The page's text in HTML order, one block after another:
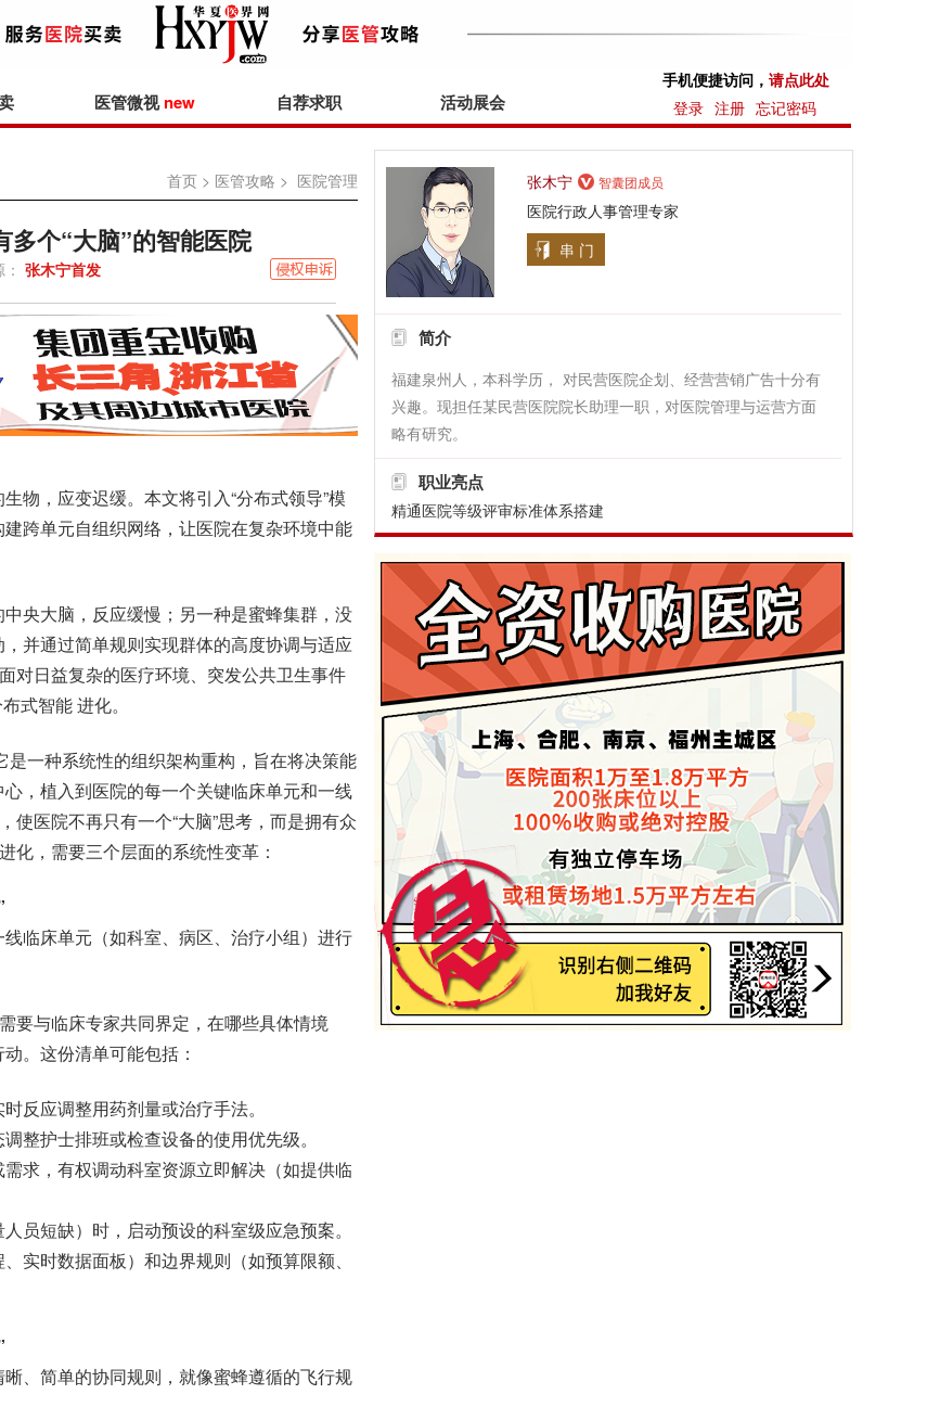
医管微视new 自荐求职 活动展会
手机便捷访问， 请点此处
登录 注册 忘记密码
首页 > 医管攻略 > 医院管理
个“大脑”的智能医院
张木宁首发
物，应变迟缓。本文将引入“分布式领导”模
跨单元自组织网络，让医院在复杂环境中能
央大脑，反应缓慢；另一种是蜜蜂集群，没
并通过简单规则实现群体的高度协调与适应
对日益复杂的医疗环境、突发公共卫生事件
式智能 进化。
一种系统性的组织架构重构，旨在将决策能
，植入到医院的每一个关键临床单元和一线
使医院不再只有一个“大脑”思考，而是拥有众
化，需要三个层面的系统性变革：
临床单元（如科室、病区、治疗小组）进行
与临床专家共同界定，在哪些具体情境
。这份清单可能包括：
应调整用药剂量或治疗手法。
护士排班或检查设备的使用优先级。
，有权调动科室资源立即解决（如提供临
短缺）时，启动预设的科室级应急预案。
实时数据面板）和边界规则（如预算限额、
、简单的协同规则，就像蜜蜂遵循的飞行规
张木宁 智囊团成员
医院行政人事管理专家
串 门
简介
福建泉州人，本科学历， 对民营医院企划、经营营销广告十分有
兴趣。现担任某民营医院院长助理一职，对医院管理与运营方面
略有研究。
职业亮点
精通医院等级评审标准体系搭建